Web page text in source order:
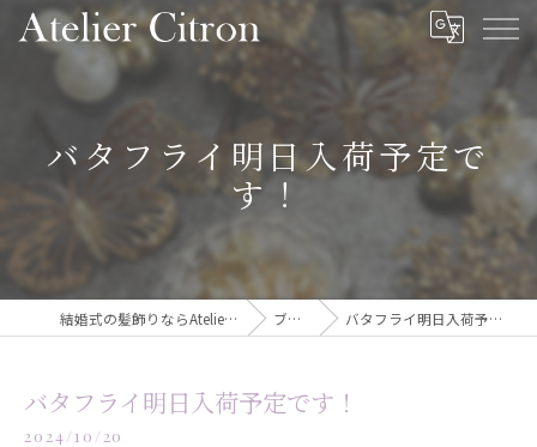
バタフライ明日入荷予定で
す！
結婚式の髪飾りならAtelier Citron ブログ バタフライ明日入荷予定です！
バタフライ明日入荷予定です！
2024/10/20